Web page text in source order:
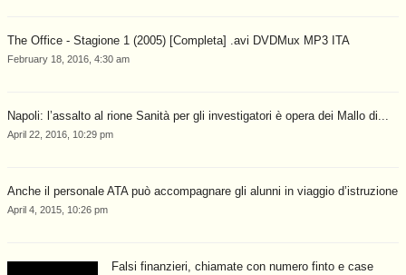
The Office - Stagione 1 (2005) [Completa] .avi DVDMux MP3 ITA
February 18, 2016, 4:30 am
Napoli: l’assalto al rione Sanità per gli investigatori è opera dei Mallo di...
April 22, 2016, 10:29 pm
Anche il personale ATA può accompagnare gli alunni in viaggio d’istruzione
April 4, 2015, 10:26 pm
Falsi finanzieri, chiamate con numero finto e case